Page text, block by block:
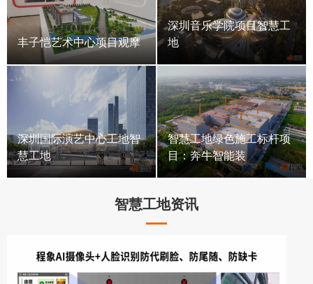
丰子恺艺术中心项目观摩
深圳音乐学院项目智慧工
地
深圳国际演艺中心工地智
慧工地
智慧工地绿色施工标杆项
目：奔牛智能装
智慧工地资讯